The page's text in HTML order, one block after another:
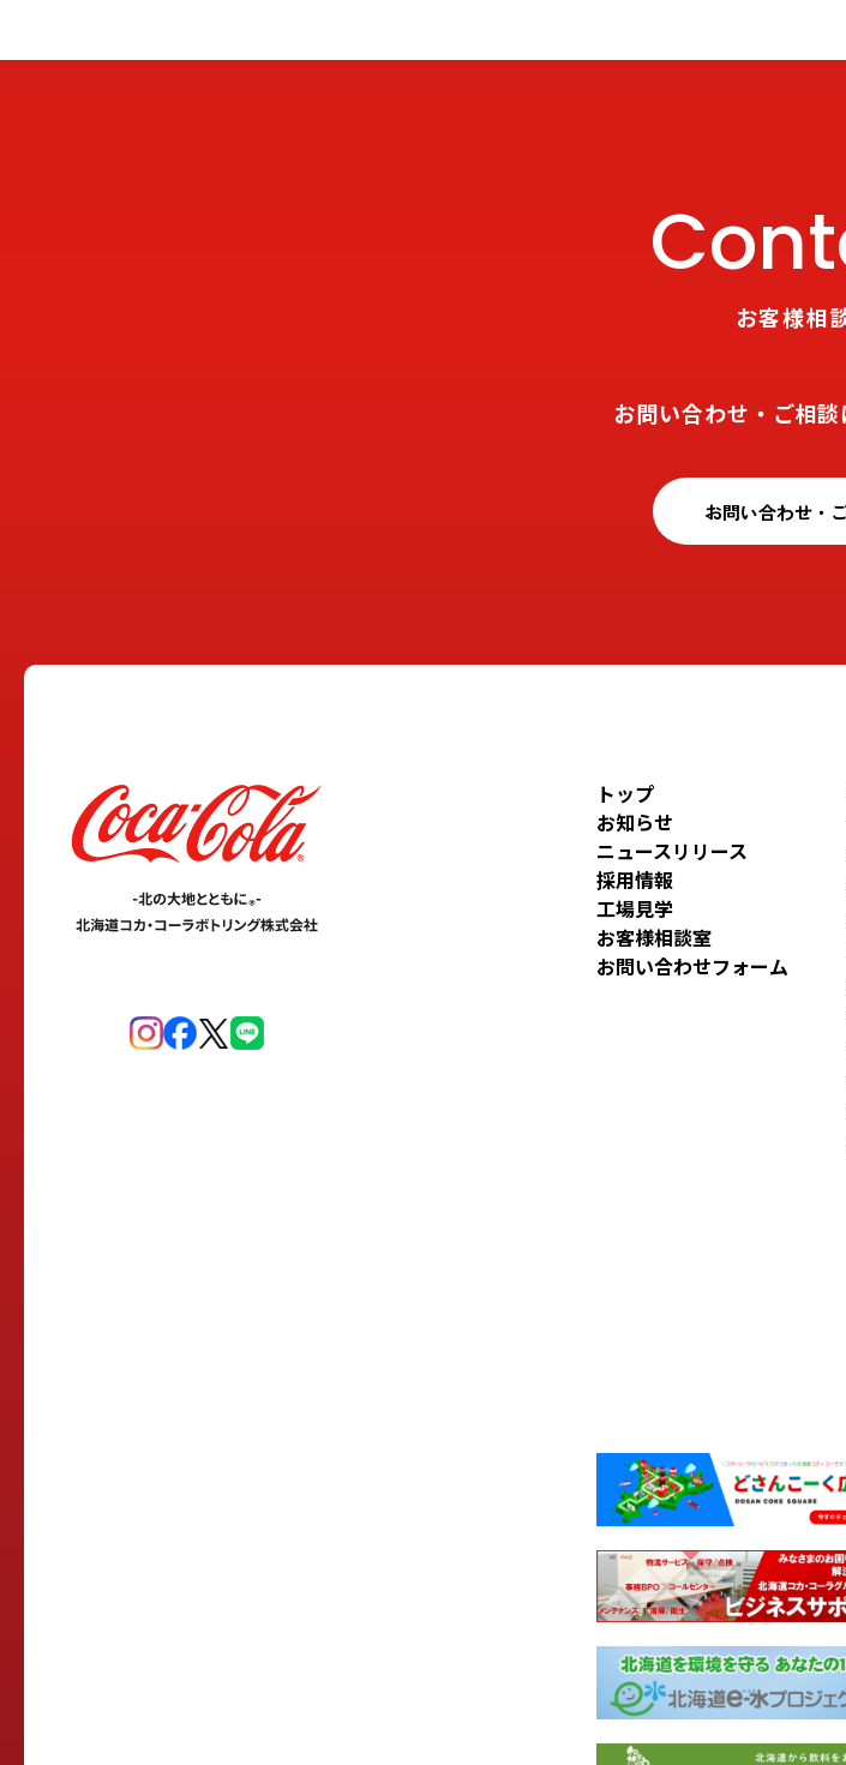
お客様相
お問い合わせ・ご相談
お問い合わせ・
トップ
お知らせ
ニュースリリース
採用情報
工場見学
お客様相談室
お問い合わせフォーム